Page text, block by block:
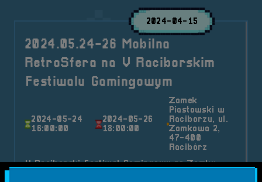
2024-04-15
2024.05.24-26 Mobilna
RetroSfera na V Raciborskim
Festiwalu Gamingowym
2024-05-24
16:00:00
2024-05-26
18:00:00
Zamek
Piastowski w
Raciborzu, ul.
Zamkowa 2,
47-400
Racibórz
V Raciborski Festiwal Gamingowy na Zamku